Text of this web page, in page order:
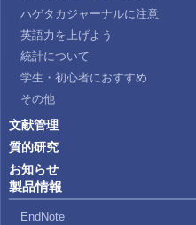
ハゲタカジャーナルに注意
英語力を上げよう
統計について
学生・初心者におすすめ
その他
文献管理
質的研究
お知らせ
製品情報
EndNote